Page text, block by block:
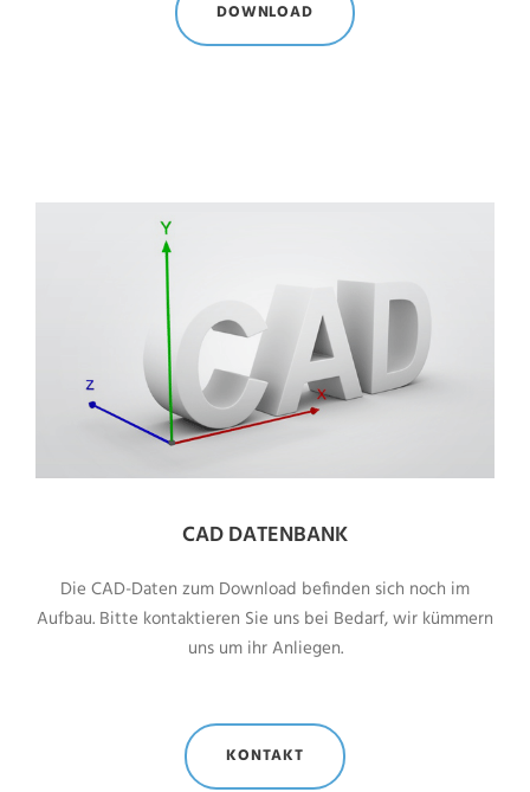
DOWNLOAD
CAD DATENBANK
Die CAD-Daten zum Download befinden sich noch im
Aufbau. Bitte kontaktieren Sie uns bei Bedarf, wir kümmern
uns um ihr Anliegen.
KONTAKT